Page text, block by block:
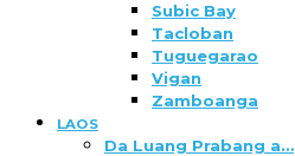
Subic Bay
Tacloban
Tuguegarao
Vigan
Zamboanga
LAOS
Da Luang Prabang a…